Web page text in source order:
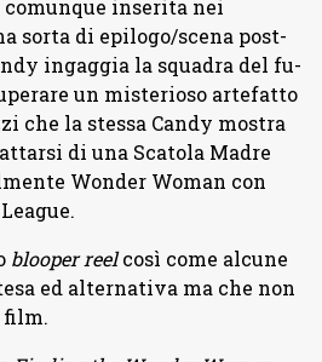
comunque inserita nei
sorta di epilogo/scena post-
ingaggia la squadra del fu-
un misterioso artefatto
che la stessa Candy mostra
di una Scatola Madre
Wonder Woman con
blooper reelcosì come alcune
ed alternativa ma che non
film.